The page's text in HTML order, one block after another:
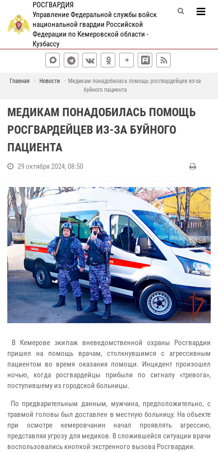
РОСГВАРДИЯ
Управление Федеральной службы войск
национальной гвардии Российской
Федерации по Кемеровской области -
Кузбассу
Главная Новости
Медикам понадобилась помощь росгвардейцев из-за
буйного пациента
МЕДИКАМ ПОНАДОБИЛАСЬ ПОМОЩЬ
РОСГВАРДЕЙЦЕВ ИЗ-ЗА БУЙНОГО
ПАЦИЕНТА
29 октября 2024, 08:50
В Кемерове экипаж вневедомственной охраны Росгвардии
пришел на помощь врачам, столкнувшимся с агрессивным
пациентом во время оказания помощи. Инцидент произошел
ночью, когда росгвардейцы прибыли по сигналу «тревога»,
поступившему из городской больницы.
По предварительным данным, мужчина, предположительно, с
травмой головы был доставлен в местную больницу. На объекте
при осмотре кемеровчанин начал проявлять агрессию,
представляя угрозу для медиков. В сложившейся ситуации врачи
воспользовались кнопкой экстренного вызова Росгвардии.